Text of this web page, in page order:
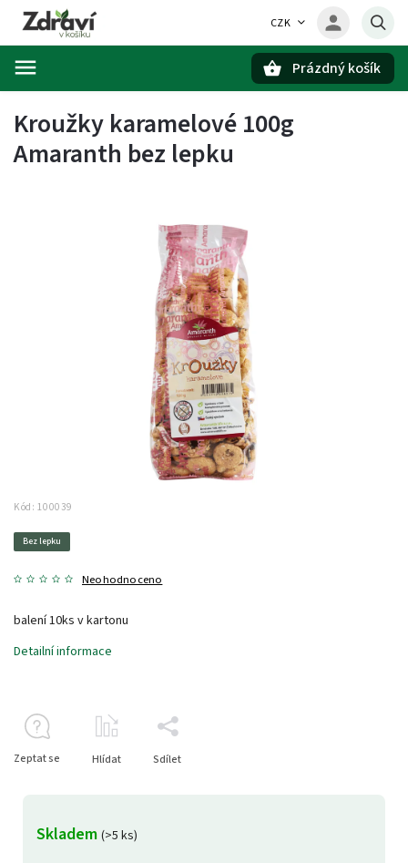
CZK
Prázdný košík
Kroužky karamelové 100g
Amaranth bez lepku
Kód: 100039
Bez lepku
Neohodnoceno
Skladem (>5 ks)
balení 10ks v kartonu
Detailní informace
Zeptat se Hlídat Sdílet